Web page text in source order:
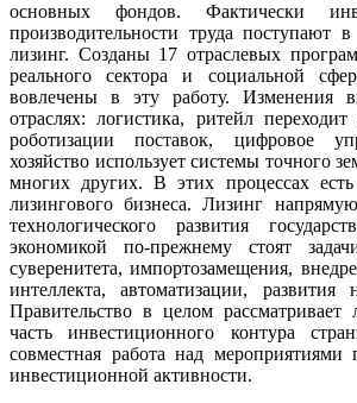
основных фондов. Фактически
производительности труда поступают
лизинг. Созданы 17 отраслевых
реального сектора и социальной
вовлечены в эту работу. Изменения
отраслях: логистика, ритейл
роботизации поставок, цифровое
хозяйство использует системы точного
многих других. В этих процессах
лизингового бизнеса. Лизинг
технологического развития
экономикой по-прежнему стоят
суверенитета, импортозамещения,
интеллекта, автоматизации, развития
Правительство в целом
часть инвестиционного контура
совместная работа над
инвестиционной активности.